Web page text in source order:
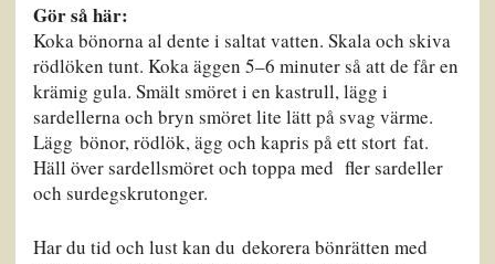
Gör så här:
Koka bönorna al dente i saltat vatten. Skala och skiva
rödlöken tunt. Koka äggen 5–6 minuter så att de får en
krämig gula. Smält smöret i en kastrull, lägg i
sardellerna och bryn smöret lite lätt på svag värme.
Lägg bönor, rödlök, ägg och kapris på ett stort fat.
Häll över sardellsmöret och toppa med fler sardeller
och surdegskrutonger.
Har du tid och lust kan du dekorera bönrätten med